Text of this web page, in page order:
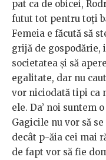
pat ca de obicei,
futut tot pentru toți
Femeia e făcută să
grijă de gospodărie,
societatea și să
egalitate, dar nu
vor niciodată tipi ca
ele. Da’ noi suntem
Gagicile nu vor să
decât p-ăia cei mai
de fapt vor să fie